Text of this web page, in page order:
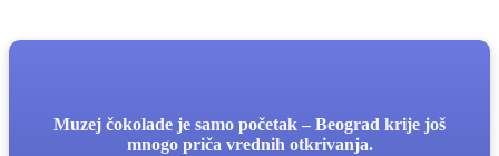
Muzej čokolade je samo početak – Beograd krije još
mnogo priča vrednih otkrivanja.